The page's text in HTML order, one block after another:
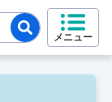
メニュー